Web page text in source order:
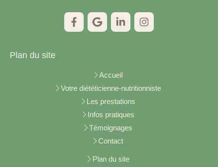
Plan du site
Accueil
Votre diététicienne-nutritionniste
Les prestations
Infos pratiques
Témoignages
Contact
Plan du site